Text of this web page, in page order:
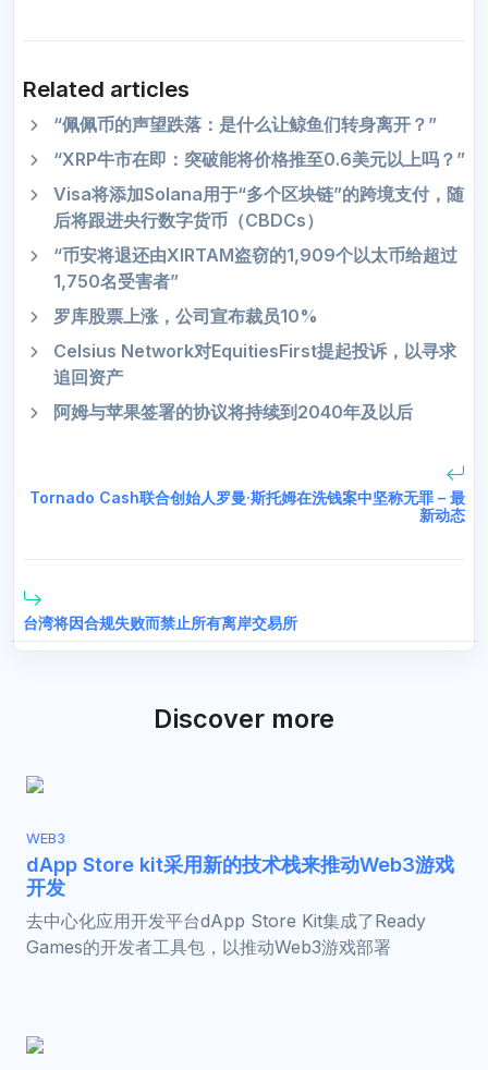
Related articles
“佩佩币的声望跌落：是什么让鲸鱼们转身离开？”
“XRP牛市在即：突破能将价格推至0.6美元以上吗？”
Visa将添加Solana用于“多个区块链”的跨境支付，随
后将跟进央行数字货币（CBDCs）
“币安将退还由XIRTAM盗窃的1,909个以太币给超过
1,750名受害者”
罗库股票上涨，公司宣布裁员10%
Celsius Network对EquitiesFirst提起投诉，以寻求
追回资产
阿姆与苹果签署的协议将持续到2040年及以后
Tornado Cash联合创始人罗曼·斯托姆在洗钱案中坚称无罪 – 最
新动态
台湾将因合规失败而禁止所有离岸交易所
Discover more
WEB3
dApp Store kit采用新的技术栈来推动Web3游戏
开发
去中心化应用开发平台dApp Store Kit集成了Ready
Games的开发者工具包，以推动Web3游戏部署